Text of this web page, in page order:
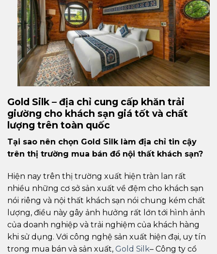
Gold Silk – địa chỉ cung cấp khăn trải
giường cho khách sạn giá tốt và chất
lượng trên toàn quốc
Tại sao nên chọn Gold Silk làm địa chỉ tin cậy
trên thị trường mua bán đồ nội thất khách sạn?
Hiện nay trên thị trường xuất hiện tràn lan rất
nhiều những cơ sở sản xuất về đệm cho khách sạn
nói riêng và nội thất khách sạn nói chung kém chất
lượng, điều này gây ảnh hưởng rất lớn tới hình ảnh
của doanh nghiệp và trải nghiệm của khách hàng
khi sử dụng. Với công nghệ sản xuất hiện đại, uy tín
trong mua bán và sản xuất, Gold Silk– Công ty cổ